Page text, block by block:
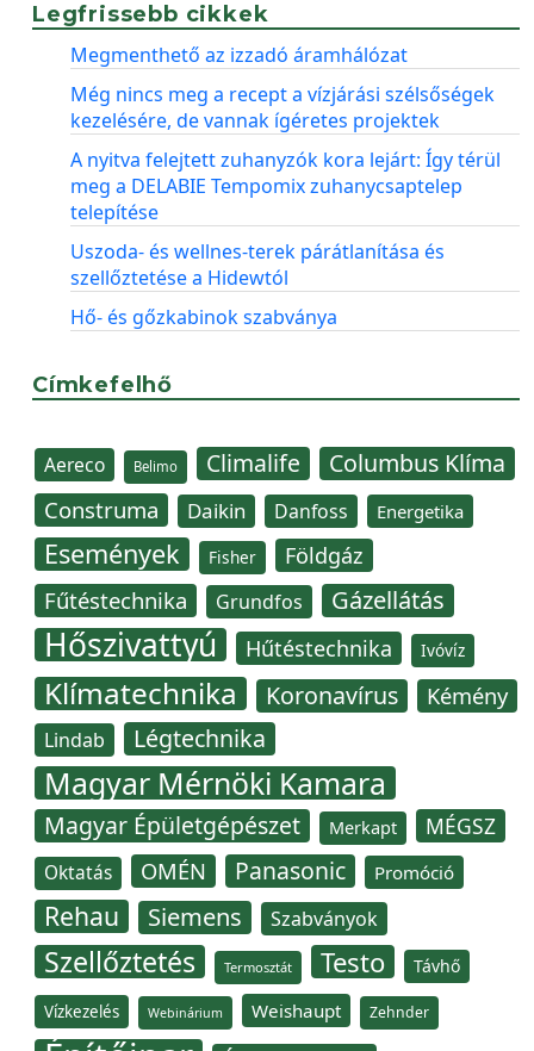
Legfrissebb cikkek
Megmenthető az izzadó áramhálózat
Még nincs meg a recept a vízjárási szélsőségek
kezelésére, de vannak ígéretes projektek
A nyitva felejtett zuhanyzók kora lejárt: Így térül
meg a DELABIE Tempomix zuhanycsaptelep
telepítése
Uszoda- és wellnes-terek párátlanítása és
szellőztetése a Hidewtól
Hő- és gőzkabinok szabványa
Címkefelhő
Aereco Belimo Climalife Columbus Klíma
Construma Daikin Danfoss Energetika
Események Fisher Földgáz
Fűtéstechnika Grundfos Gázellátás
Hőszivattyú Hűtéstechnika Ivóvíz
Klímatechnika Koronavírus Kémény
Lindab Légtechnika
Magyar Mérnöki Kamara
Magyar Épületgépészet Merkapt MÉGSZ
Oktatás OMÉN Panasonic Promóció
Rehau Siemens Szabványok
Szellőztetés Termosztát Testo Távhő
Vízkezelés Webinárium Weishaupt Zehnder